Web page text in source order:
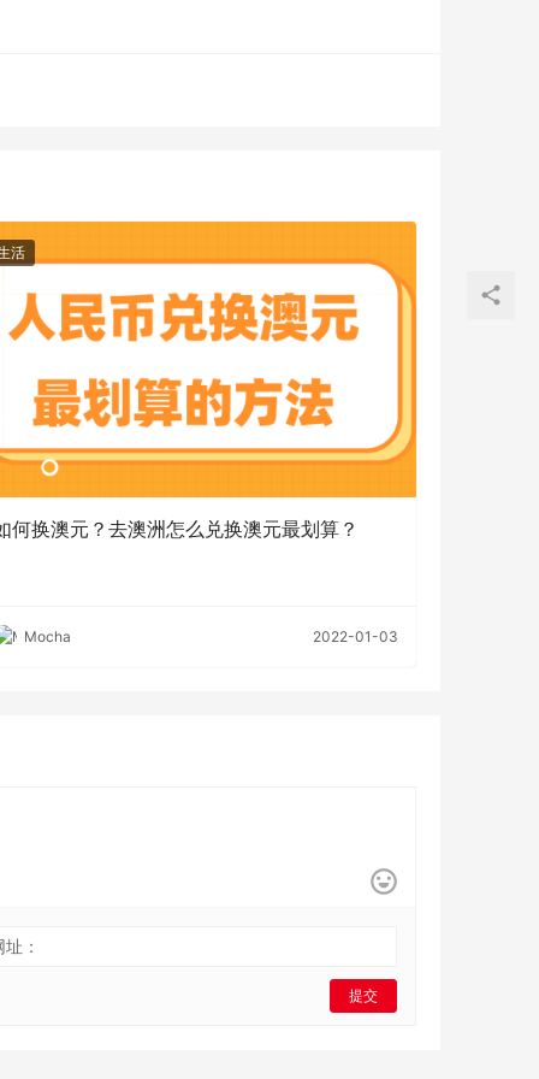
活
何换澳元？去澳洲怎么兑换澳元最划算？
Mocha 2022-01-03
址：
提交